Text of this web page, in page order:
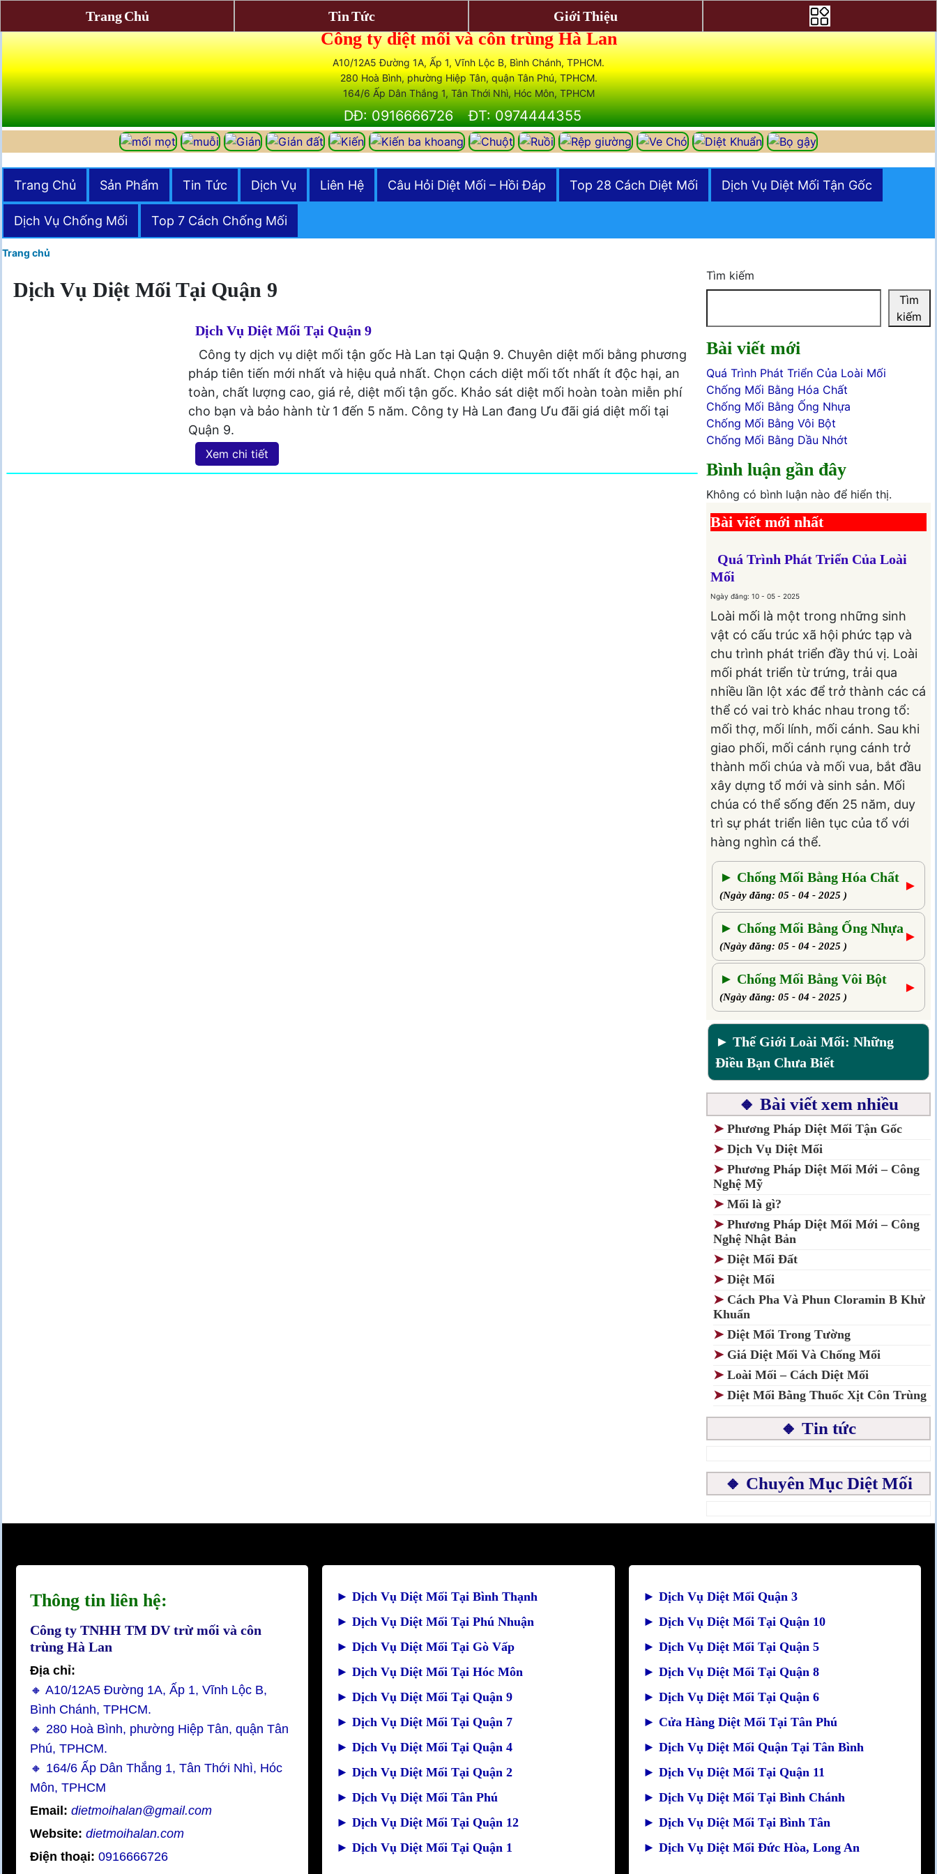
Công ty diệt mối và côn trùng Hà Lan
A10/12A5 Đường 1A, Ấp 1, Vĩnh Lộc B, Bình Chánh, TPHCM.
280 Hoà Bình, phường Hiệp Tân, quận Tân Phú, TPHCM.
164/6 Ấp Dân Thắng 1, Tân Thới Nhì, Hóc Môn, TPHCM
DĐ: 0916666726 ĐT: 0974444355
Trang Chủ Sản Phẩm Tin Tức Dịch Vụ Liên Hệ Câu Hỏi Diệt Mối – Hồi Đáp Top 28 Cách Diệt Mối Dịch Vụ Diệt Mối Tận Gốc
Dịch Vụ Chống Mối Top 7 Cách Chống Mối
Trang chủ
Dịch Vụ Diệt Mối Tại Quận 9
Dịch Vụ Diệt Mối Tại Quận 9
Công ty dịch vụ diệt mối tận gốc Hà Lan tại Quận 9. Chuyên diệt mối bằng phương
pháp tiên tiến mới nhất và hiệu quả nhất. Chọn cách diệt mối tốt nhất ít độc hại, an
toàn, chất lượng cao, giá rẻ, diệt mối tận gốc. Khảo sát diệt mối hoàn toàn miễn phí
cho bạn và bảo hành từ 1 đến 5 năm. Công ty Hà Lan đang Ưu đãi giá diệt mối tại
Quận 9.
Xem chi tiết
Tìm kiếm
Tìm
kiếm
Bài viết mới
Quá Trình Phát Triển Của Loài Mối
Chống Mối Bằng Hóa Chất
Chống Mối Bằng Ống Nhựa
Chống Mối Bằng Vôi Bột
Chống Mối Bằng Dầu Nhớt
Bình luận gần đây
Không có bình luận nào để hiển thị.
Bài viết mới nhất
Quá Trình Phát Triển Của Loài
Mối
Ngày đăng: 10 - 05 - 2025
Loài mối là một trong những sinh
vật có cấu trúc xã hội phức tạp và
chu trình phát triển đầy thú vị. Loài
mối phát triển từ trứng, trải qua
nhiều lần lột xác để trở thành các cá
thể có vai trò khác nhau trong tổ:
mối thợ, mối lính, mối cánh. Sau khi
giao phối, mối cánh rụng cánh trở
thành mối chúa và mối vua, bắt đầu
xây dựng tổ mới và sinh sản. Mối
chúa có thể sống đến 25 năm, duy
trì sự phát triển liên tục của tổ với
hàng nghìn cá thể.
► Chống Mối Bằng Hóa Chất
(Ngày đăng: 05 - 04 - 2025 )
►
► Chống Mối Bằng Ống Nhựa
(Ngày đăng: 05 - 04 - 2025 )
►
► Chống Mối Bằng Vôi Bột
(Ngày đăng: 05 - 04 - 2025 )
►
► Thế Giới Loài Mối: Những
Điều Bạn Chưa Biết
🔸 Bài viết xem nhiều
➤ Phương Pháp Diệt Mối Tận Gốc
➤ Dịch Vụ Diệt Mối
➤ Phương Pháp Diệt Mối Mới – Công
Nghệ Mỹ
➤ Mối là gì?
➤ Phương Pháp Diệt Mối Mới – Công
Nghệ Nhật Bản
➤ Diệt Mối Đất
➤ Diệt Mối
➤ Cách Pha Và Phun Cloramin B Khử
Khuẩn
➤ Diệt Mối Trong Tường
➤ Giá Diệt Mối Và Chống Mối
➤ Loài Mối – Cách Diệt Mối
➤ Diệt Mối Bằng Thuốc Xịt Côn Trùng
🔸 Tin tức
🔸 Chuyên Mục Diệt Mối
Thông tin liên hệ:
Công ty TNHH TM DV trừ mối và côn
trùng Hà Lan
Địa chỉ:
🔸 A10/12A5 Đường 1A, Ấp 1, Vĩnh Lộc B,
Bình Chánh, TPHCM.
🔸 280 Hoà Bình, phường Hiệp Tân, quận Tân
Phú, TPHCM.
🔸 164/6 Ấp Dân Thắng 1, Tân Thới Nhì, Hóc
Môn, TPHCM
Email: dietmoihalan@gmail.com
Website: dietmoihalan.com
Điện thoại: 0916666726
►Dịch Vụ Diệt Mối Tại Bình Thạnh
►Dịch Vụ Diệt Mối Tại Phú Nhuận
►Dịch Vụ Diệt Mối Tại Gò Vấp
►Dịch Vụ Diệt Mối Tại Hóc Môn
►Dịch Vụ Diệt Mối Tại Quận 9
►Dịch Vụ Diệt Mối Tại Quận 7
►Dịch Vụ Diệt Mối Tại Quận 4
►Dịch Vụ Diệt Mối Tại Quận 2
►Dịch Vụ Diệt Mối Tân Phú
►Dịch Vụ Diệt Mối Tại Quận 12
►Dịch Vụ Diệt Mối Tại Quận 1
► Dịch Vụ Diệt Mối Quận 3
► Dịch Vụ Diệt Mối Tại Quận 10
► Dịch Vụ Diệt Mối Tại Quận 5
► Dịch Vụ Diệt Mối Tại Quận 8
► Dịch Vụ Diệt Mối Tại Quận 6
► Cửa Hàng Diệt Mối Tại Tân Phú
► Dịch Vụ Diệt Mối Quận Tại Tân Bình
► Dịch Vụ Diệt Mối Tại Quận 11
► Dịch Vụ Diệt Mối Tại Bình Chánh
► Dịch Vụ Diệt Mối Tại Bình Tân
► Dịch Vụ Diệt Mối Đức Hòa, Long An
Trang Chủ Tin Tức Giới Thiệu